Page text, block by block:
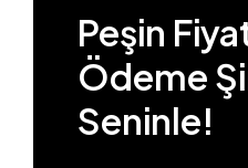
Peşin
Ödeme
Seninle!